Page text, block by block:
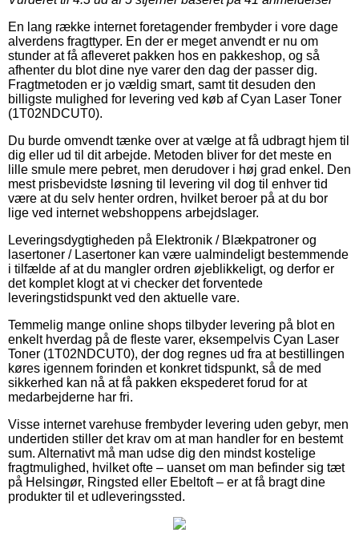
En lang række internet foretagender frembyder i vore dage
alverdens fragttyper. En der er meget anvendt er nu om
stunder at få afleveret pakken hos en pakkeshop, og så
afhenter du blot dine nye varer den dag der passer dig.
Fragtmetoden er jo vældig smart, samt tit desuden den
billigste mulighed for levering ved køb af Cyan Laser Toner
(1T02NDCUT0).
Du burde omvendt tænke over at vælge at få udbragt hjem til
dig eller ud til dit arbejde. Metoden bliver for det meste en
lille smule mere pebret, men derudover i høj grad enkel. Den
mest prisbevidste løsning til levering vil dog til enhver tid
være at du selv henter ordren, hvilket beroer på at du bor
lige ved internet webshoppens arbejdslager.
Leveringsdygtigheden på Elektronik / Blækpatroner og
lasertoner / Lasertoner kan være ualmindeligt bestemmende
i tilfælde af at du mangler ordren øjeblikkeligt, og derfor er
det komplet klogt at vi checker det forventede
leveringstidspunkt ved den aktuelle vare.
Temmelig mange online shops tilbyder levering på blot en
enkelt hverdag på de fleste varer, eksempelvis Cyan Laser
Toner (1T02NDCUT0), der dog regnes ud fra at bestillingen
køres igennem forinden et konkret tidspunkt, så de med
sikkerhed kan nå at få pakken ekspederet forud for at
medarbejderne har fri.
Visse internet varehuse frembyder levering uden gebyr, men
undertiden stiller det krav om at man handler for en bestemt
sum. Alternativt må man udse dig den mindst kostelige
fragtmulighed, hvilket ofte – uanset om man befinder sig tæt
på Helsingør, Ringsted eller Ebeltoft – er at få bragt dine
produkter til et udleveringssted.